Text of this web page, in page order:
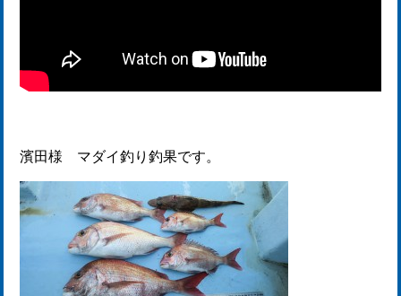
濱田様 マダイ釣り釣果です。